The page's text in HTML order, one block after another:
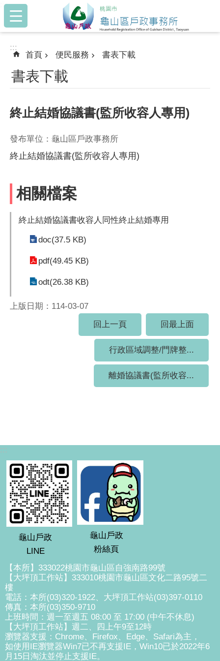
跳到主要內容區塊
:::
:::
首頁 便民服務 書表下載
書表下載
終止結婚協議書(監所收容人專用)
發布單位：龜山區戶政事務所
終止結婚協議書(監所收容人專用)
相關檔案
終止結婚協議書收容人同性終止結婚專用
doc(37.5 KB)
pdf(49.45 KB)
odt(26.38 KB)
上版日期：114-03-07
回上一頁
回最上面
行政區域調整/門牌整...
離婚協議書(監所收容...
:::
龜山戶政
LINE
龜山戶政
粉絲頁
【本所】333022桃園市龜山區自強南路99號
【大坪頂工作站】333010桃園市龜山區文化二路95號二
樓
電話：本所(03)320-1922、大坪頂工作站(03)397-0110
傳真：本所(03)350-9710
上班時間：週一至週五 08:00 至 17:00 (中午不休息)
【大坪頂工作站】週二、四上午9至12時
瀏覽器支援：Chrome、Firefox、Edge、Safari為主，
如使用IE瀏覽器Win7已不再支援IE，Win10已於2022年6
月15日淘汰並停止支援IE。